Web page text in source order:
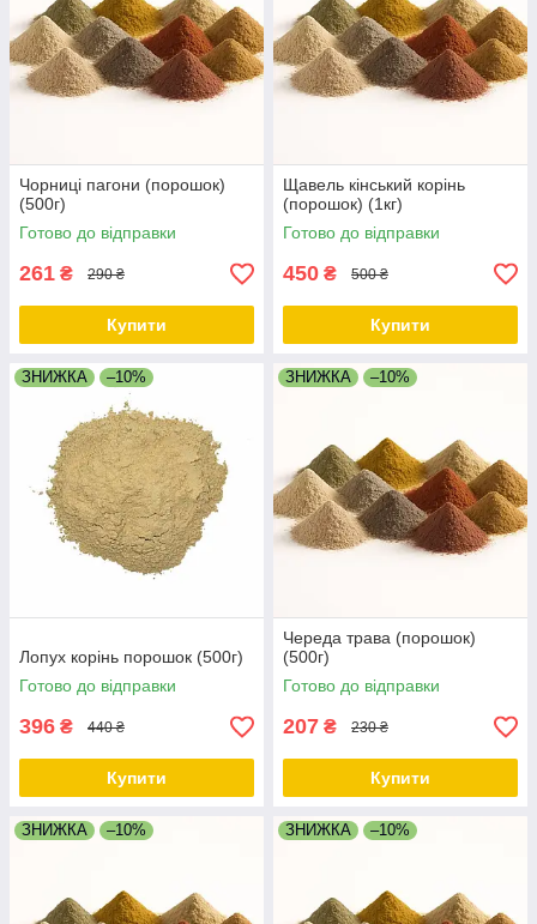
Чорниці пагони (порошок)
(500г)
Готово до відправки
261 ₴ 290 ₴
Купити
Щавель кінський корінь
(порошок) (1кг)
Готово до відправки
450 ₴ 500 ₴
Купити
ЗНИЖКА –10%
Лопух корінь порошок (500г)
Готово до відправки
396 ₴ 440 ₴
Купити
ЗНИЖКА –10%
Череда трава (порошок)
(500г)
Готово до відправки
207 ₴ 230 ₴
Купити
ЗНИЖКА –10% ЗНИЖКА –10%